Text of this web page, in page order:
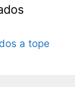
a tope